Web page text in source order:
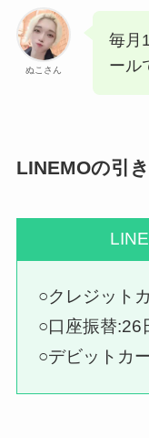
ぬこさん
毎月
ール
LINEMOの引
○クレジット
○口座振替:26
○デビットカ